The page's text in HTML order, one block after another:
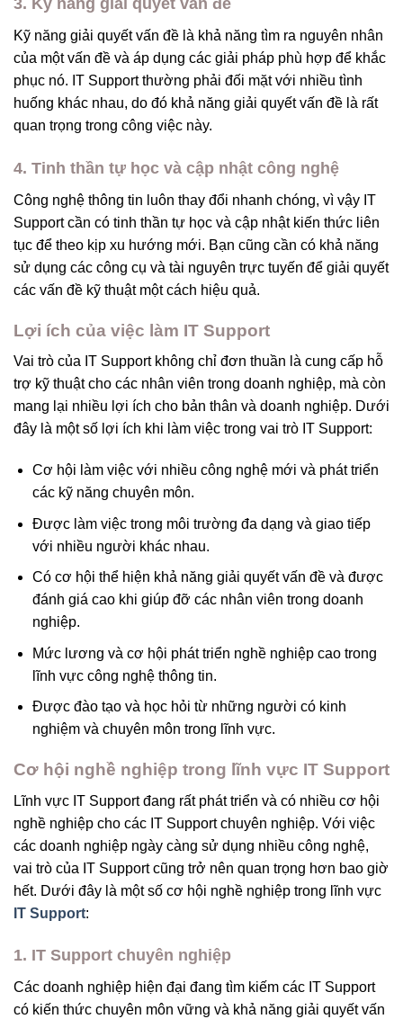
Kỹ năng giải quyết vấn đề là khả năng tìm ra nguyên nhân
của một vấn đề và áp dụng các giải pháp phù hợp để khắc
phục nó. IT Support thường phải đối mặt với nhiều tình
huống khác nhau, do đó khả năng giải quyết vấn đề là rất
quan trọng trong công việc này.
4. Tinh thần tự học và cập nhật công nghệ
Công nghệ thông tin luôn thay đổi nhanh chóng, vì vậy IT
Support cần có tinh thần tự học và cập nhật kiến thức liên
tục để theo kịp xu hướng mới. Bạn cũng cần có khả năng
sử dụng các công cụ và tài nguyên trực tuyến để giải quyết
các vấn đề kỹ thuật một cách hiệu quả.
Lợi ích của việc làm IT Support
Vai trò của IT Support không chỉ đơn thuần là cung cấp hỗ
trợ kỹ thuật cho các nhân viên trong doanh nghiệp, mà còn
mang lại nhiều lợi ích cho bản thân và doanh nghiệp. Dưới
đây là một số lợi ích khi làm việc trong vai trò IT Support:
Cơ hội làm việc với nhiều công nghệ mới và phát triển
các kỹ năng chuyên môn.
Được làm việc trong môi trường đa dạng và giao tiếp
với nhiều người khác nhau.
Có cơ hội thể hiện khả năng giải quyết vấn đề và được
đánh giá cao khi giúp đỡ các nhân viên trong doanh
nghiệp.
Mức lương và cơ hội phát triển nghề nghiệp cao trong
lĩnh vực công nghệ thông tin.
Được đào tạo và học hỏi từ những người có kinh
nghiệm và chuyên môn trong lĩnh vực.
Cơ hội nghề nghiệp trong lĩnh vực IT Support
Lĩnh vực IT Support đang rất phát triển và có nhiều cơ hội
nghề nghiệp cho các IT Support chuyên nghiệp. Với việc
các doanh nghiệp ngày càng sử dụng nhiều công nghệ,
vai trò của IT Support cũng trở nên quan trọng hơn bao giờ
hết. Dưới đây là một số cơ hội nghề nghiệp trong lĩnh vực
IT Support:
1. IT Support chuyên nghiệp
Các doanh nghiệp hiện đại đang tìm kiếm các IT Support
có kiến thức chuyên môn vững và khả năng giải quyết vấn